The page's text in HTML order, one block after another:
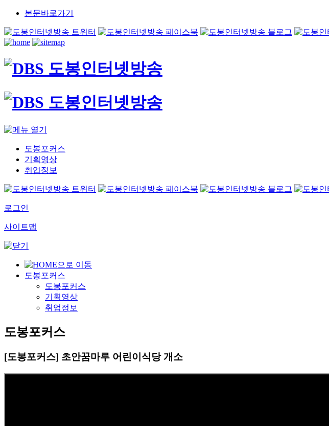
본문바로가기
도봉포커스
기획영상
취업정보
로그인
사이트맵
도봉포커스
도봉포커스
기획영상
취업정보
도봉포커스
[도봉포커스] 초안꿈마루 어린이식당 개소